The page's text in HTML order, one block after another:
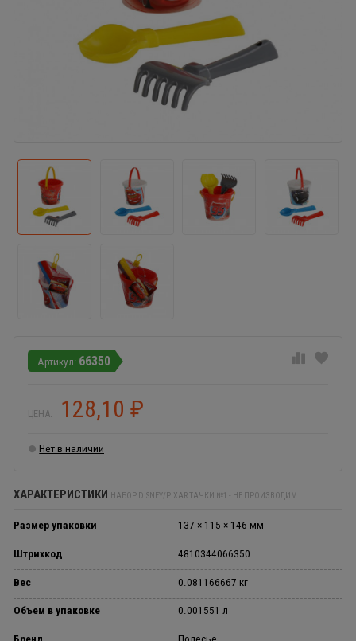
66350
ЦЕНА: 128,10 ₽
Нет в наличии
ХАРАКТЕРИСТИКИ НАБОР DISNEY/PIXAR ТАЧКИ №1 - НЕ ПРОИЗВОДИМ
Размер упаковки 137 × 115 × 146 мм
Штрихкод 4810344066350
Вес 0.081166667 кг
Объем в упаковке 0.001551 л